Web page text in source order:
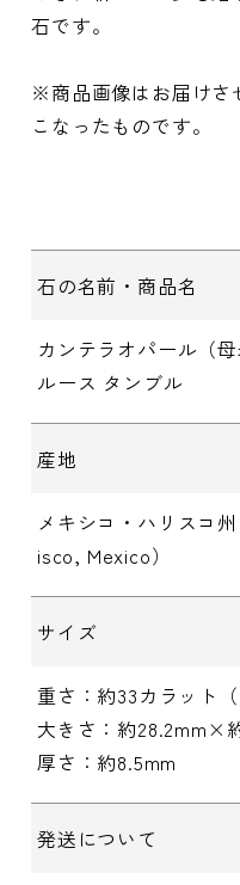
石です。
※商品画像はお届けさ
こなったものです。
石の名前・商品名
カンテラオパール（母
ルース タンブル
産地
メキシコ・ハリスコ
isco, Mexico）
サイズ
重さ：約33カラット（
大きさ：約28.2mm×
厚さ：約8.5mm
発送について